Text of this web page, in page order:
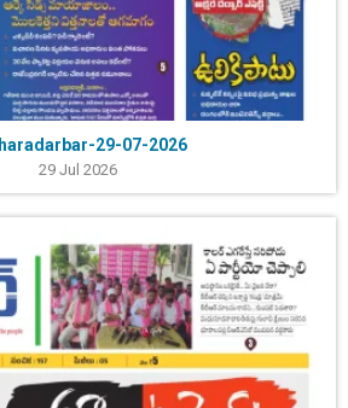
29-07-2026
29 Jul 2026